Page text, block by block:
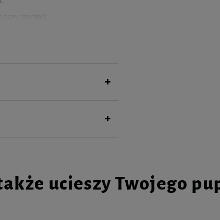
zabrudzeń typu błoto, piasek,
ucieszy Twojego